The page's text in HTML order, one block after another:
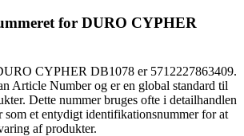
for DURO CYPHER
CYPHER DB1078 er 5712227863409.
Article Number og er en global standard til
Dette nummer bruges ofte i detailhandlen
som et entydigt identifikationsnummer for at
af produkter.